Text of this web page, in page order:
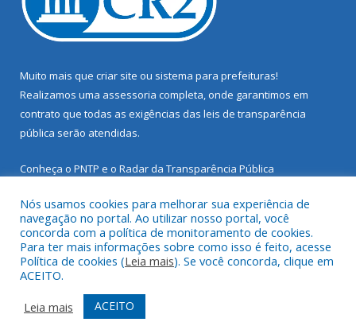
Muito mais que criar site ou sistema para prefeituras!
Realizamos uma assessoria completa, onde garantimos em
contrato que todas as exigências das leis de transparência
pública serão atendidas.
Conheça o PNTP e o Radar da Transparência Pública
Todos os direitos reservados a Prefeitura Municipal de Santarém
Novo.
Mapa do Site
Acessar Área Administrativa
Nós usamos cookies para melhorar sua experiência de
navegação no portal. Ao utilizar nosso portal, você
concorda com a política de monitoramento de cookies.
Para ter mais informações sobre como isso é feito, acesse
Política de cookies (Leia mais). Se você concorda, clique em
ACEITO.
Leia mais
ACEITO